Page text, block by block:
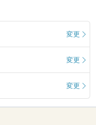
変更
変更
変更